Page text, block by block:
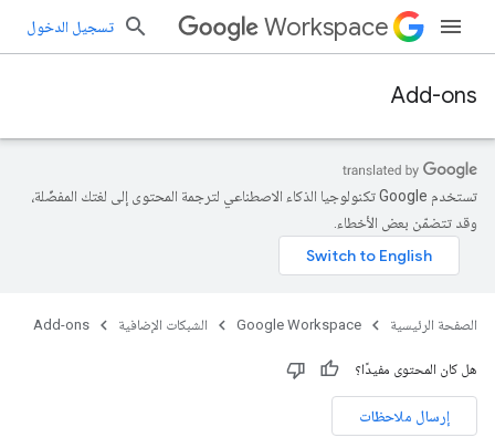
Workspace تسجيل الدخول
Add-ons
تستخدم Google تكنولوجيا الذكاء الاصطناعي لترجمة المحتوى إلى لغتك المفضّلة،
وقد تتضمّن بعض الأخطاء.
الصفحة الرئيسية Google Workspace الشبكات الإضافية Add-ons
هل كان المحتوى مفيدًا؟
إرسال ملاحظات